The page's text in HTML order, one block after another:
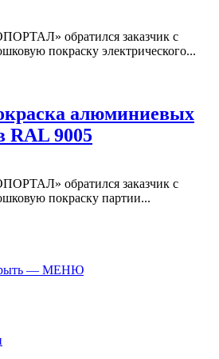
обратился заказчик с
покраску электрического...
алюминиевых
RAL 9005
обратился заказчик с
покраску партии...
— МЕНЮ